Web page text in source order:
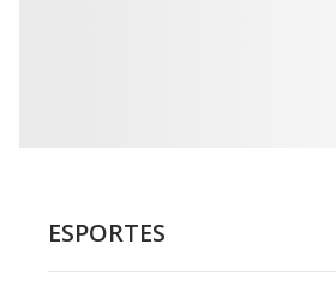
ESPORTES